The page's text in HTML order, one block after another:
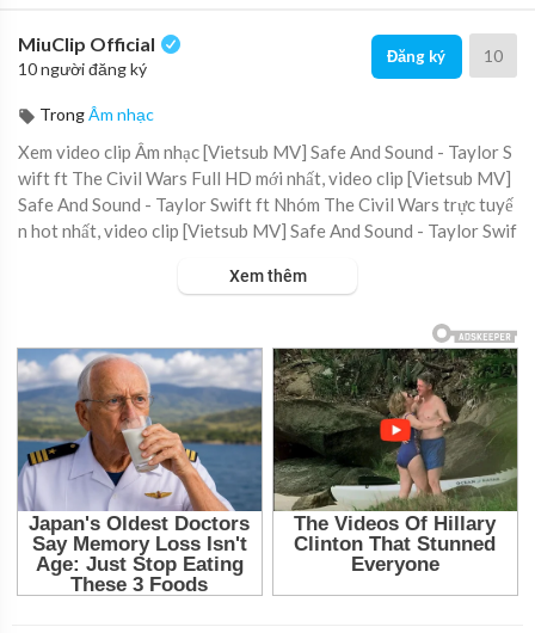
MiuClip Official
10 người đăng ký
Đăng ký 10
TrongÂm nhạc
Xem video clip Âm nhạc [Vietsub MV] Safe And Sound - Taylor S
wift ft The Civil Wars Full HD mới nhất, video clip [Vietsub MV]
Safe And Sound - Taylor Swift ft Nhóm The Civil Wars trực tuyế
n hot nhất, video clip [Vietsub MV] Safe And Sound - Taylor Swif
Xem thêm